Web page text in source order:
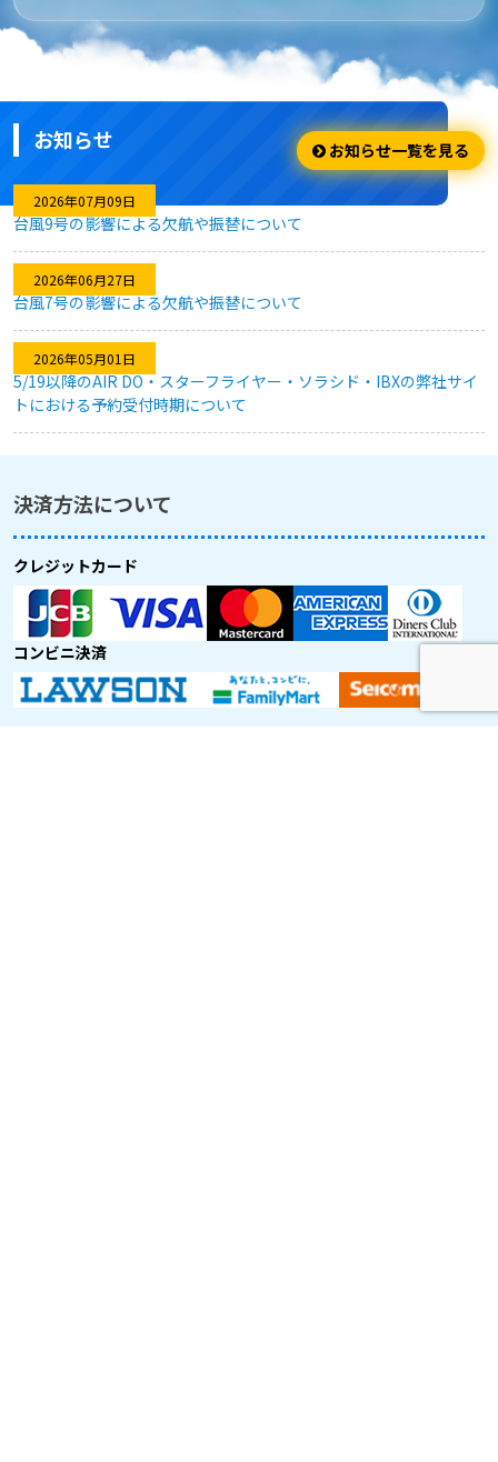
安さ・お得
安くてお得に利用出来ました。
★★★★☆
利用のしやすさ
問題なく利用できました。
★★★★★
キャンセル対応
お知らせ お知らせ一覧を見る
2026年07月09日
台風9号の影響による欠航や振替について
2026年06月27日
台風7号の影響による欠航や振替について
2026年05月01日
5/19以降のAIR DO・スターフライヤー・ソラシド・IBXの弊社サイ
トにおける予約受付時期について
決済方法について
クレジットカード
コンビニ決済